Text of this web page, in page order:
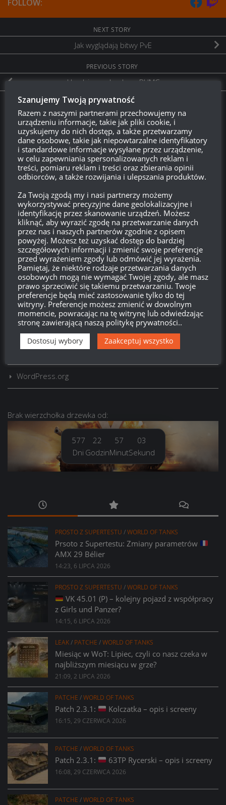
FOLLOW:
NEXT STORY
Jak wyglądają bitwy PvE
PREVIOUS STORY
Urodzinowy konkurs PHMC
Twitch.tv - Zurugula
Szukaj:
LOGOWANIE
Zarejestruj się
Zaloguj się
Kanał wpisów
Kanał komentarzy
WordPress.org
Brak wierzchołka drzewka od:
577
Dni
22
Godzin
57
Minut
04
Sekund
PROSTO Z SUPERTESTU /WORLD OF TANKS
Prsoto z Supertestu: Zmiany parametrów
AMX 29 Bélier
14:23, 6 LIPCA 2026
PROSTO Z SUPERTESTU /WORLD OF TANKS
VK 45.01 (P) – kolejny pojazd z współpracy
z Girls und Panzer?
14:15, 6 LIPCA 2026
LEAK/ PATCHE /WORLD OF TANKS
Miesiąc w WoT: Lipiec, czyli co nasz czeka w
najbliższym miesiącu w grze?
21:09, 2 LIPCA 2026
PATCHE /WORLD OF TANKS
Patch 2.3.1: Kolczatka – opis i screeny
16:15, 29 CZERWCA 2026
PATCHE /WORLD OF TANKS
Patch 2.3.1: 63TP Rycerski – opis i screeny
16:08, 29 CZERWCA 2026
PATCHE /WORLD OF TANKS
Szanujemy Twoją prywatność
Razem z naszymi partnerami przechowujemy na
urządzeniu informacje, takie jak pliki cookie, i
uzyskujemy do nich dostęp, a także przetwarzamy
dane osobowe, takie jak niepowtarzalne identyfikatory
i standardowe informacje wysyłane przez urządzenie,
w celu zapewniania spersonalizowanych reklam i
treści, pomiaru reklam i treści oraz zbierania opinii
odbiorców, a także rozwijania i ulepszania produktów.
Za Twoją zgodą my i nasi partnerzy możemy
wykorzystywać precyzyjne dane geolokalizacyjne i
identyfikację przez skanowanie urządzeń. Możesz
kliknąć, aby wyrazić zgodę na przetwarzanie danych
przez nas i naszych partnerów zgodnie z opisem
powyżej. Możesz też uzyskać dostęp do bardziej
szczegółowych informacji i zmienić swoje preferencje
przed wyrażeniem zgody lub odmówić jej wyrażenia.
Pamiętaj, że niektóre rodzaje przetwarzania danych
osobowych mogą nie wymagać Twojej zgody, ale masz
prawo sprzeciwić się takiemu przetwarzaniu. Twoje
preferencje będą mieć zastosowanie tylko do tej
witryny. Preferencje możesz zmienić w dowolnym
momencie, powracając na tę witrynę lub odwiedzając
stronę zawierającą naszą politykę prywatności..
Dostosuj wybory Zaakceptuj wszystko